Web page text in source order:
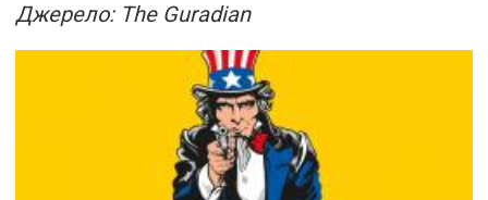
Джерело: The Guradian